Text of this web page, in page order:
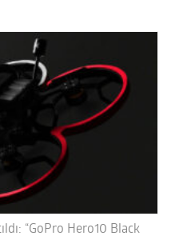
“GoPro Hero10 Black